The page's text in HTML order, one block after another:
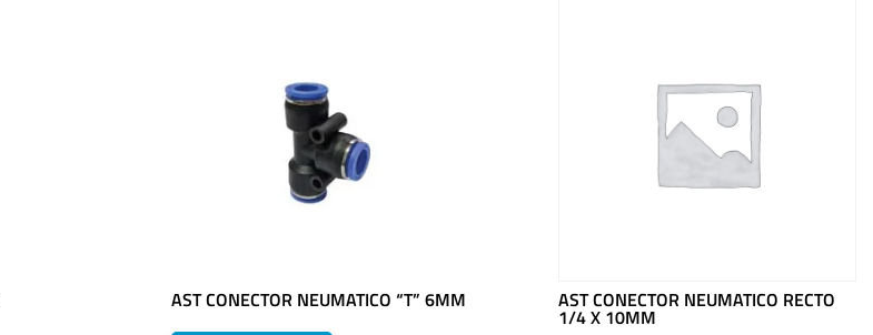
AST CONECTOR NEUMATICO “T” 6MM AST CONECTOR NEUMATICO RECTO
1/4 X 10MM